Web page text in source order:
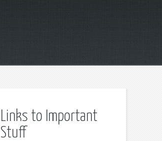
Links to Important
Stuff